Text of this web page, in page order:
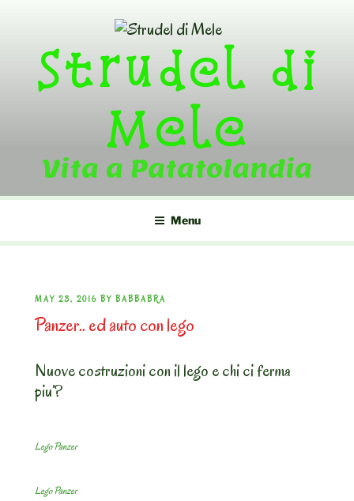
contentStrudel di
Mele
Vita a Patatolandia
Menu
POSTED
ON
MAY 23, 2016 BY BABBABRA
Panzer.. ed auto con lego
Nuove costruzioni con il lego e chi ci ferma
piu’?
Lego Panzer
Lego Panzer